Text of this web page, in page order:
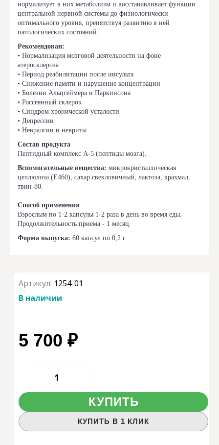
нормализует в них метаболизм и восстанавливает функции
центральной нервной системы до физиологически
оптимального уровня, препятствуя развитию в ней
патологических состояний.
Рекомендован:
• Нормализация мозговой деятельности на фоне
атеросклероза
• Период реабилитации после инсульта
• Снижение памяти и нарушение концентрации
• Болезни Альцгеймера и Паркинсона
• Рассеянный склероз
• Синдром хронической усталости
• Депрессии
• Невралгии и невриты
Состав продукта
Пептидный комплекс А-5 (пептиды мозга).
Вспомогательные вещества: микрокристаллическая
целлюлоза (Е460), сахар свекловичный, лактоза, крахмал,
твин-80.
Способ применения
Взрослым по 1-2 капсулы 1-2 раза в день во время еды.
Продолжительность приема - 1 месяц.
Форма выпуска: 60 капсул по 0,2 г
Артикул: 1254-01
В наличии
5 700 ₽
КУПИТЬ
КУПИТЬ В 1 КЛИК